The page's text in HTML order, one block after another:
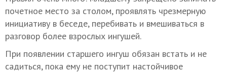
почетное место за столом, проявлять чрезмерную
инициативу в беседе, перебивать и вмешиваться в
разговор более взрослых ингушей.
При появлении старшего ингуш обязан встать и не
садиться, пока ему не поступит настойчивое